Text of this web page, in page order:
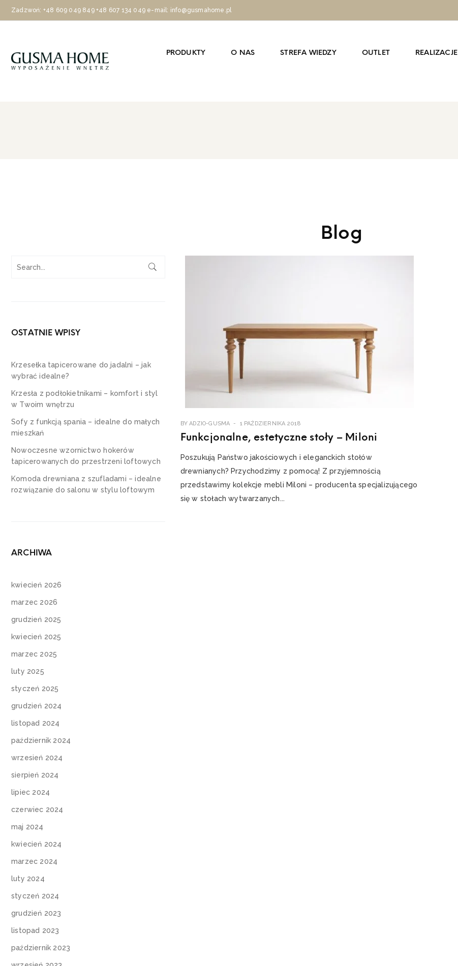
Zadzwoń: +48 609 049 849 +48 607 134 049 e-mail: info@gusmahome.pl
PRODUKTY O NAS STREFA WIEDZY OUTLET REALIZACJE
Blog
BYADZIO-GUSMA 1 PAŹDZIERNIKA 2018
Funkcjonalne, estetyczne stoły – Miloni
Poszukują Państwo jakościowych i eleganckich stołów
drewnianych? Przychodzimy z pomocą! Z przyjemnością
przedstawimy kolekcje mebli Miloni – producenta specjalizującego
się w stołach wytwarzanych...
OSTATNIE WPISY
Krzesełka tapicerowane do jadalni – jak
wybrać idealne?
Krzesła z podłokietnikami – komfort i styl
w Twoim wnętrzu
Sofy z funkcją spania – idealne do małych
mieszkań
Nowoczesne wzornictwo hokerów
tapicerowanych do przestrzeni loftowych
Komoda drewniana z szufladami – idealne
rozwiązanie do salonu w stylu loftowym
ARCHIWA
kwiecień 2026
marzec 2026
grudzień 2025
kwiecień 2025
marzec 2025
luty 2025
styczeń 2025
grudzień 2024
listopad 2024
październik 2024
wrzesień 2024
sierpień 2024
lipiec 2024
czerwiec 2024
maj 2024
kwiecień 2024
marzec 2024
luty 2024
styczeń 2024
grudzień 2023
listopad 2023
październik 2023